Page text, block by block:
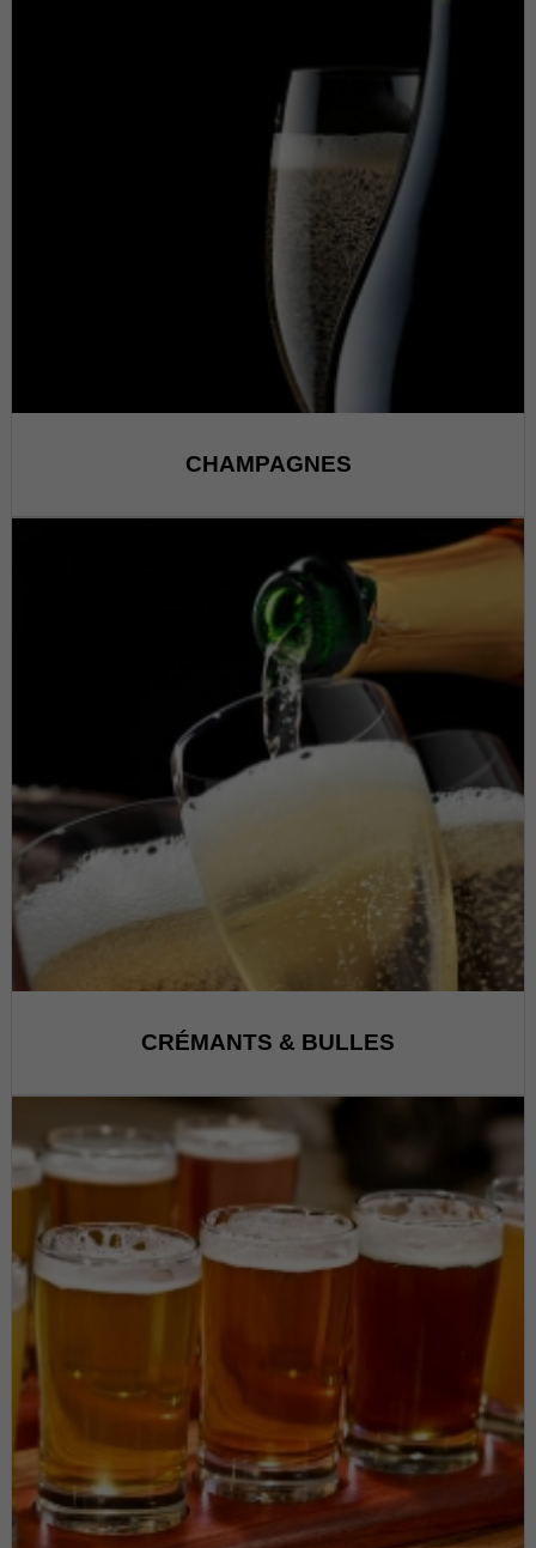
CHAMPAGNES
CRÉMANTS & BULLES